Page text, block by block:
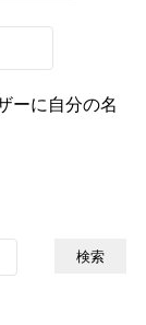
ーに自分の名